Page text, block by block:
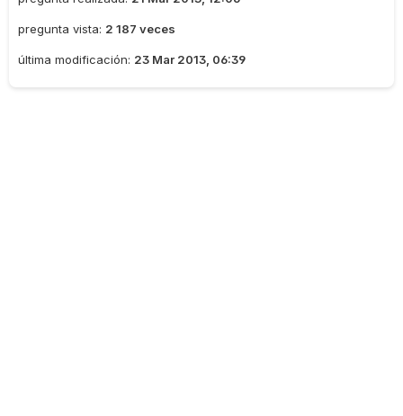
pregunta vista: 2 187 veces
última modificación: 23 Mar 2013, 06:39